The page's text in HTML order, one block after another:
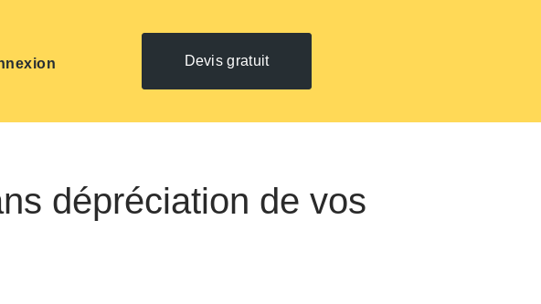
Devis gratuit
dépréciation de vos